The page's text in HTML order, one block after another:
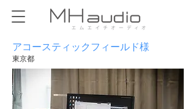
アコースティックフィールド様
東京都